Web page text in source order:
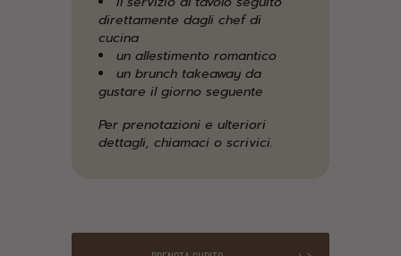
direttamente dagli chef di
cucina
un allestimento romantico
un brunch takeaway da
gustare il giorno seguente
Per prenotazioni e ulteriori
dettagli, chiamaci o scrivici.